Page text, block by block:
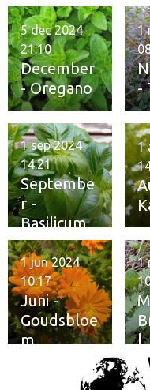
December
- Oregano
5 dec 2024
21:10
-
1
Septembe
r -
Basilicum
1 sep 2024
14:21
1
Juni -
Goudsbloe
m
1 jun 2024
10:17
l
1